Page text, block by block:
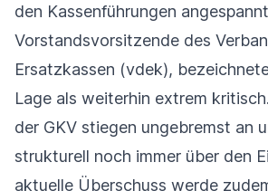
den Kassenführungen
Vorstandsvorsitzende des
Ersatzkassen (vdek),
Lage als weiterhin extrem
der GKV stiegen ungebremst an
strukturell noch immer über den
aktuelle Überschuss werde